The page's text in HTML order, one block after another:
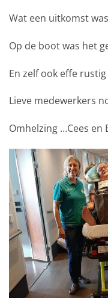
Wat een uitkomst
Op de boot was het
En zelf ook effe
Lieve medewerkers
Omhelzing …Cees en